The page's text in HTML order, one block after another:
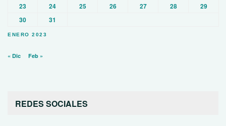
ENERO 2023
23
24 25 26 27 28
29
30
31
« Dic Feb »
REDES SOCIALES